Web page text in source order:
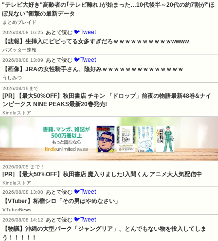
"テレビ大好き"高齢者の｢テレビ離れ｣が始まった…10代後半～20代の約7割が"ほ
ぼ見ない"衝撃の最新データ
まとめブレイド
2026/08/08 16:25
あとで読む 🐦Tweet
【悲報】生挿入にビビってる女多すぎだろｗｗｗｗｗｗｗｗｗｗwwww
バズッター速報
2026/08/08 13:09
あとで読む 🐦Tweet
【画像】JRAの女性騎手さん、陰好みｗｗｗｗｗｗｗｗｗｗｗｗｗｗ
うしみつ
2026/08/19まで
[PR] 【最大50%OFF】秋田書店 チキン 「ドロップ」前夜の物語最新48巻&ナイ
ンピークス NINE PEAKS最新20巻発売!
Kindleストア
2026/09/05 まで！
[PR] 【最大50%OFF】秋田書店 魔入りました!入間くん アニメ大人気配信中
Kindleストア
2026/08/08 13:00
あとで読む 🐦Tweet
【VTuber】柘榴シロ「その男はやめなさい」
VTuberNews
2026/08/08 14:12
あとで読む 🐦Tweet
【物議】沖縄の大型パーク「ジャングリア」、とんでもない物を投入してしま
う！！！！！